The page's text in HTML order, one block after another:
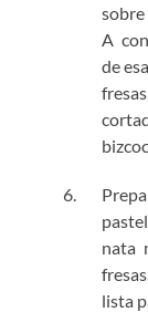
sobre
A
de
nata
lista